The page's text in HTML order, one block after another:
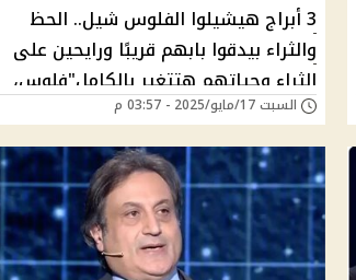
3 أبراج هيشيلوا الفلوس شيل.. الحظ
والثراء بيدقوا بابهم قريبًا ورايحين على
الثراء وحياتهم هتتغير بالكامل"فلوس،
حب، وسفر" ثروة مفاجئة لهذا البرج وفق
توقعات ميشال حايك
السبت 17/مايو/2025 - 03:57 م